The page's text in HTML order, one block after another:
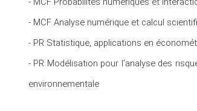
- MCF Analyse numérique et calcul
- PR Statistique, applications en
- PR Modélisation pour l’analyse des
environnementale